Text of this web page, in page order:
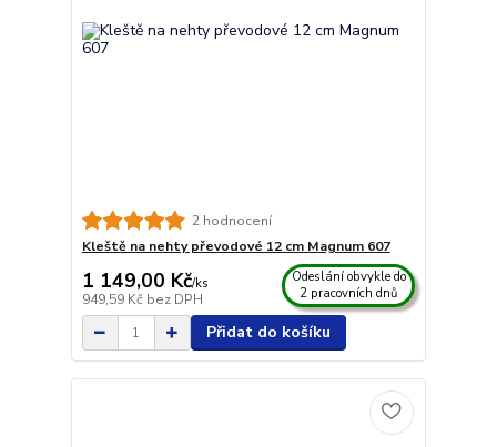
2 hodnocení
Kleště na nehty převodové 12 cm Magnum 607
1 149,00 Kč/ks
949,59 Kč bez DPH
Odeslání obvykle do
2 pracovních dnů
Přidat do košíku